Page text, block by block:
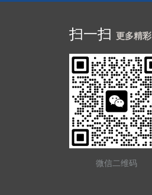
扫一扫 更多精彩
微信二维码